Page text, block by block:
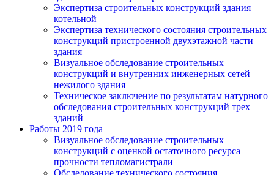
Экспертиза строительных конструкций здания
котельной
Экспертиза технического состояния строительных
конструкций пристроенной двухэтажной части
здания
Визуальное обследование строительных
конструкций и внутренних инженерных сетей
нежилого здания
Техническое заключение по результатам натурного
обследования строительных конструкций трех
зданий
Работы 2019 года
Визуальное обследование строительных
конструкций с оценкой остаточного ресурса
прочности тепломагистрали